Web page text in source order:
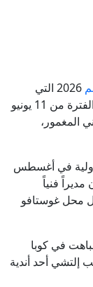
الأوروبي
أحد قادة
فماذا
التغيير
بالصواريخ
2026 التي
ستقام بالولايات المتحدة وكندا والمكسيك خلال الفترة من 11 يونيو
المغمور،
العمر 45 عاماً المسؤولية في أغسطس
مديراً فنياً
2022، قبل أن يحل محل غوستافو
في كوبا
إلتشي أحد أندية